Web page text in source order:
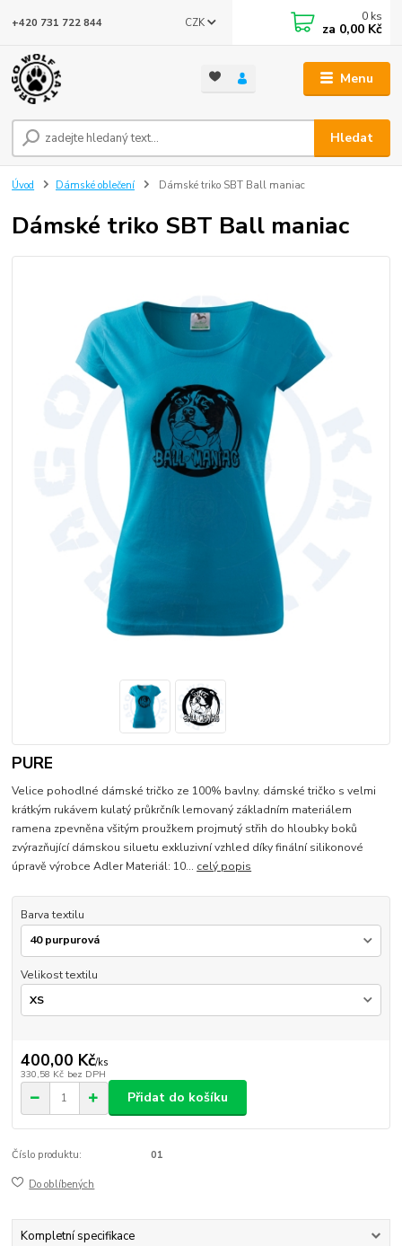
Menu
CZK
Hledat
+420 731 722 844 0 ks
za 0,00 Kč
Úvod Dámské oblečení Dámské triko SBT Ball maniac
Dámské triko SBT Ball maniac
PURE
Velice pohodlné dámské tričko ze 100% bavlny. dámské tričko s velmi
krátkým rukávem kulatý průkrčník lemovaný základním materiálem
ramena zpevněna všitým proužkem projmutý střih do hloubky boků
zvýrazňující dámskou siluetu exkluzivní vzhled díky finální silikonové
úpravě výrobce Adler Materiál: 10... celý popis
Barva textilu
Velikost textilu
400,00 Kč/ks
330,58 Kč bez DPH
Přidat do košíku
Číslo produktu: 01
Do oblíbených
Kompletní specifikace